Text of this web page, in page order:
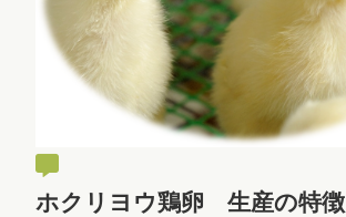
ホクリヨウ鶏卵 生産の特徴